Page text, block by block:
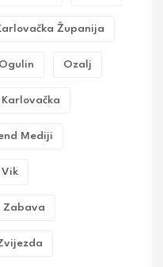
Županija
Ogulin Ozalj
Karlovačka
Mediji
Vik
Zabava